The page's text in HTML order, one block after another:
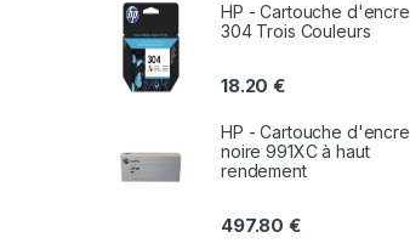
HP - Cartouche d'encre
304 Trois Couleurs
18.20€
HP - Cartouche d'encre
noire 991XC à haut
rendement
497.80€